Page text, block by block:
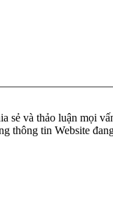
và thảo luận mọi
thông tin Website